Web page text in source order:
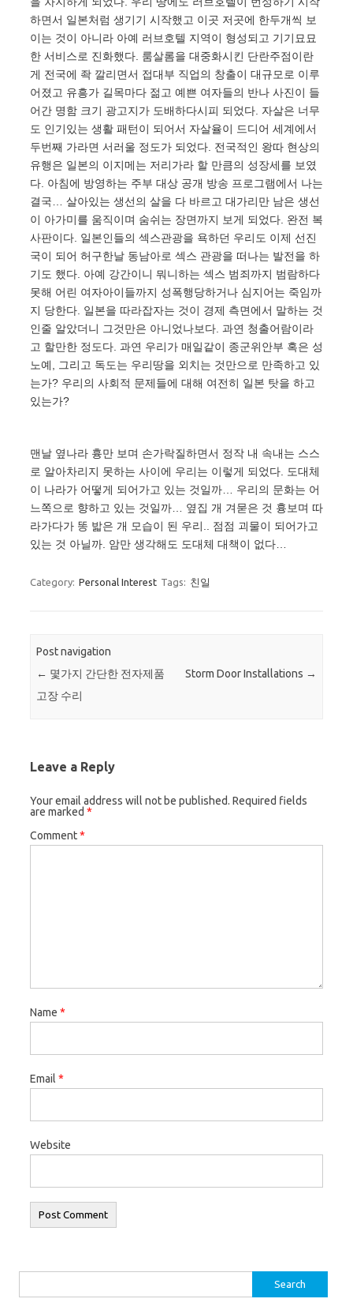
하면서 일본처럼 생기기 시작했고 이곳 저곳에 한두개씩 보
이는 것이 아니라 아예 러브호텔 지역이 형성되고 기기묘묘
한 서비스로 진화했다. 룸살롬을 대중화시킨 단란주점이란
게 전국에 좍 깔리면서 접대부 직업의 창출이 대규모로 이루
어졌고 유흥가 길목마다 젊고 예쁜 여자들의 반나 사진이 들
어간 명함 크기 광고지가 도배하다시피 되었다. 자살은 너무
도 인기있는 생활 패턴이 되어서 자살율이 드디어 세계에서
두번째 가라면 서러울 정도가 되었다. 전국적인 왕따 현상의
유행은 일본의 이지메는 저리가라 할 만큼의 성장세를 보였
다. 아침에 방영하는 주부 대상 공개 방송 프로그램에서 나는
결국… 살아있는 생선의 살을 다 바르고 대가리만 남은 생선
이 아가미를 움직이며 숨쉬는 장면까지 보게 되었다. 완전 복
사판이다. 일본인들의 섹스관광을 욕하던 우리도 이제 선진
국이 되어 허구한날 동남아로 섹스 관광을 떠나는 발전을 하
기도 했다. 아예 강간이니 뭐니하는 섹스 범죄까지 범람하다
못해 어린 여자아이들까지 성폭행당하거나 심지어는 죽임까
지 당한다. 일본을 따라잡자는 것이 경제 측면에서 말하는 것
인줄 알았더니 그것만은 아니었나보다. 과연 청출어람이라
고 할만한 정도다. 과연 우리가 매일같이 종군위안부 혹은 성
노예, 그리고 독도는 우리땅을 외치는 것만으로 만족하고 있
는가? 우리의 사회적 문제들에 대해 여전히 일본 탓을 하고
있는가?
맨날 옆나라 흉만 보며 손가락질하면서 정작 내 속내는 스스
로 알아차리지 못하는 사이에 우리는 이렇게 되었다. 도대체
이 나라가 어떻게 되어가고 있는 것일까… 우리의 문화는 어
느쪽으로 향하고 있는 것일까… 옆집 개 겨묻은 것 흉보며 따
라가다가 똥 밟은 개 모습이 된 우리.. 점점 괴물이 되어가고
있는 것 아닐까. 암만 생각해도 도대체 대책이 없다…
Category: Personal Interest Tags: 친일
Post navigation
← 몇가지 간단한 전자제품
고장 수리
Storm Door Installations →
Leave a Reply
Your email address will not be published. Required fields
are marked *
Comment*
Name *
Email *
Website
for: